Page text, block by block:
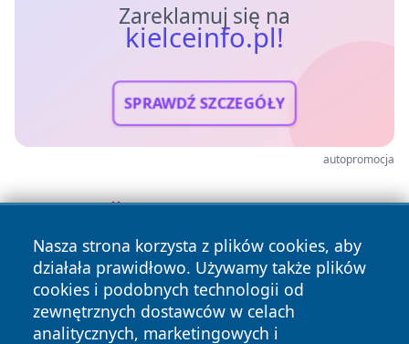
Zareklamuj się na
kielceinfo.pl!
SPRAWDŹ SZCZEGÓŁY
autopromocja
Nasza strona korzysta z plików cookies, aby
działała prawidłowo. Używamy także plików
cookies i podobnych technologii od
zewnętrznych dostawców w celach
analitycznych, marketingowych i